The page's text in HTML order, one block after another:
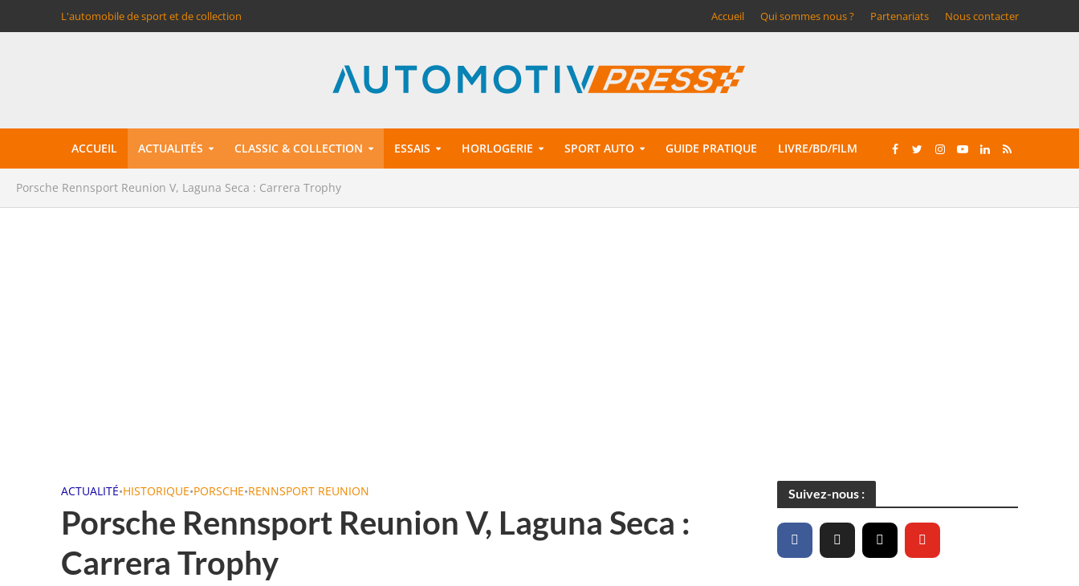
L'automobile de sport et de collection Accueil Qui sommes nous ? Partenariats Nous contacter
ACCUEIL ACTUALITÉS CLASSIC & COLLECTION ESSAIS HORLOGERIE SPORT AUTO GUIDE PRATIQUE LIVRE/BD/FILM
Porsche Rennsport Reunion V, Laguna Seca : Carrera Trophy
ACTUALITÉ•HISTORIQUE•PORSCHE•RENNSPORT REUNION
Porsche Rennsport Reunion V, Laguna Seca :
Carrera Trophy
Suivez-nous :